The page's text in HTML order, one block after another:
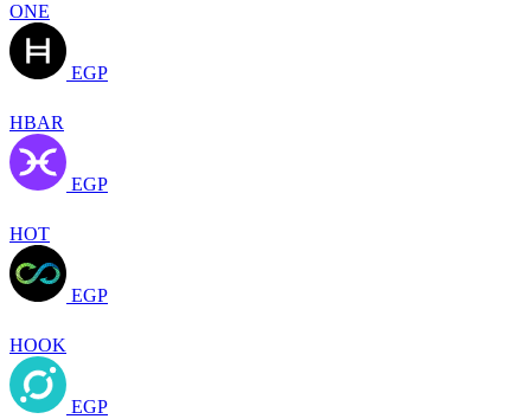
ONE
EGP
HBAR
EGP
HOT
EGP
HOOK
EGP